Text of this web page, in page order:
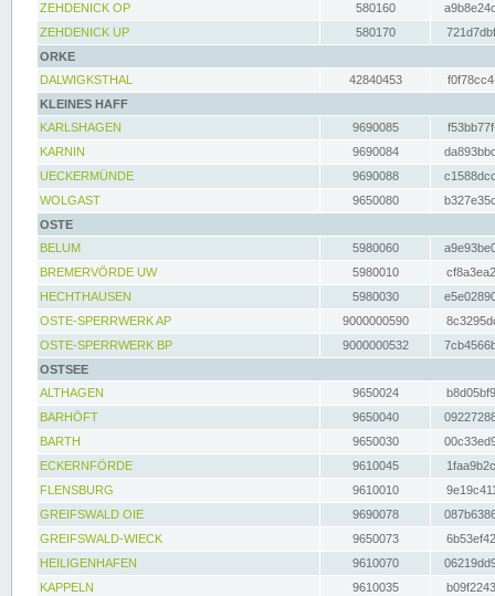
ZEHDENICK OP
580160
ZEHDENICK UP
580170
ORKE
DALWIGKSTHAL
42840453
KLEINES HAFF
KARLSHAGEN
9690085
KARNIN
9690084
UECKERMÜNDE
9690088
WOLGAST
9650080
OSTE
BELUM
5980060
BREMERVÖRDE UW
5980010
HECHTHAUSEN
5980030
OSTE-SPERRWERK AP
9000000590
OSTE-SPERRWERK BP
9000000532
OSTSEE
ALTHAGEN
9650024
BARHÖFT
9650040
BARTH
9650030
ECKERNFÖRDE
9610045
FLENSBURG
9610010
GREIFSWALD OIE
9690078
GREIFSWALD-WIECK
9650073
HEILIGENHAFEN
9610070
KAPPELN
9610035